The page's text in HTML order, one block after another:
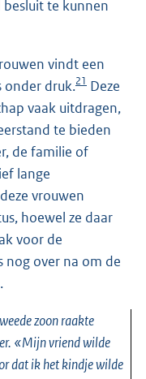
besluit te kunnen
vindt een
onder druk.21 Deze
vaak uitdragen,
te bieden
de familie of
lange
vrouwen
hoewel ze daar
voor de
nog over na om de
zoon raakte
«Mijn vriend wilde
dat ik het kindje wilde